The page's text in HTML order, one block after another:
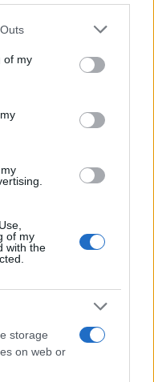
of my
of my
with the
storage
on web or